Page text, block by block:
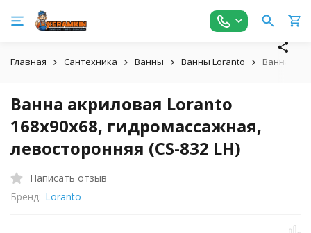
Главная Сантехника Ванны Ванны Loranto Ванна
Ванна акриловая Loranto
168х90х68, гидромассажная,
левосторонняя (CS-832 LH)
Написать отзыв
Бренд: Loranto